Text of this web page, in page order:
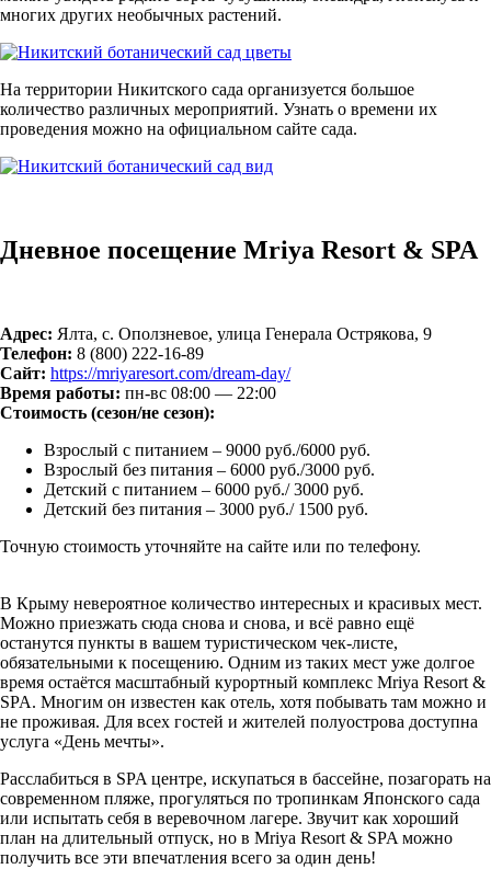
многих других необычных растений.
На территории Никитского сада организуется большое
количество различных мероприятий. Узнать о времени их
проведения можно на официальном сайте сада.
Дневное посещение Mriya Resort & SPA
Адрес: Ялта, с. Оползневое, улица Генерала Острякова, 9
Телефон: 8 (800) 222-16-89
Сайт: https://mriyaresort.com/dream-day/
Время работы: пн-вс 08:00 — 22:00
Стоимость (сезон/не сезон):
Взрослый с питанием – 9000 руб./6000 руб.
Взрослый без питания – 6000 руб./3000 руб.
Детский с питанием – 6000 руб./ 3000 руб.
Детский без питания – 3000 руб./ 1500 руб.
Точную стоимость уточняйте на сайте или по телефону.
В Крыму невероятное количество интересных и красивых мест.
Можно приезжать сюда снова и снова, и всё равно ещё
останутся пункты в вашем туристическом чек-листе,
обязательными к посещению. Одним из таких мест уже долгое
время остаётся масштабный курортный комплекс Mriya Resort &
SPA. Многим он известен как отель, хотя побывать там можно и
не проживая. Для всех гостей и жителей полуострова доступна
услуга «День мечты».
Расслабиться в SPA центре, искупаться в бассейне, позагорать на
современном пляже, прогуляться по тропинкам Японского сада
или испытать себя в веревочном лагере. Звучит как хороший
план на длительный отпуск, но в Mriya Resort & SPA можно
получить все эти впечатления всего за один день!